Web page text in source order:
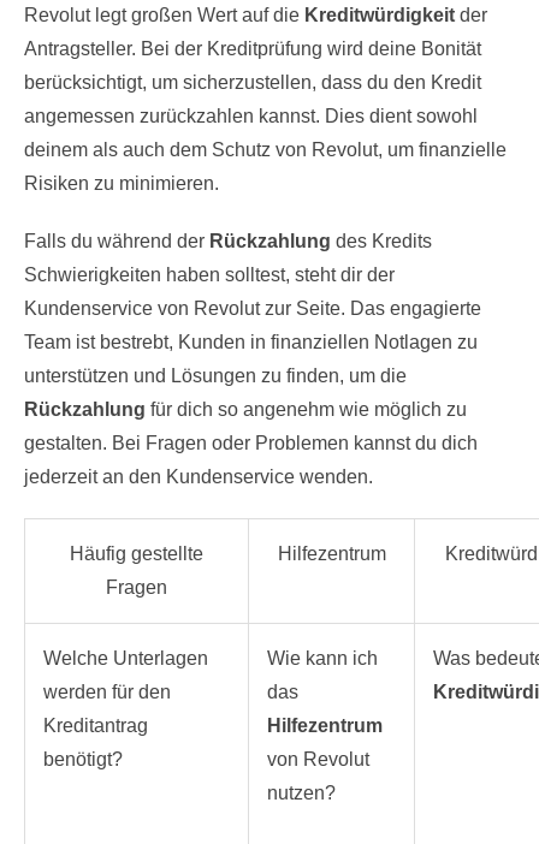
Revolut legt großen Wert auf die Kreditwürdigkeit der
Antragsteller. Bei der Kreditprüfung wird deine Bonität
berücksichtigt, um sicherzustellen, dass du den Kredit
angemessen zurückzahlen kannst. Dies dient sowohl
deinem als auch dem Schutz von Revolut, um finanzielle
Risiken zu minimieren.
Falls du während der Rückzahlung des Kredits
Schwierigkeiten haben solltest, steht dir der
Kundenservice von Revolut zur Seite. Das engagierte
Team ist bestrebt, Kunden in finanziellen Notlagen zu
unterstützen und Lösungen zu finden, um die
Rückzahlung für dich so angenehm wie möglich zu
gestalten. Bei Fragen oder Problemen kannst du dich
jederzeit an den Kundenservice wenden.
Häufig gestellte
Fragen
Hilfezentrum
Welche Unterlagen
werden für den
Kreditantrag
benötigt?
Wie kann ich
das
Hilfezentrum
von Revolut
nutzen?
Was